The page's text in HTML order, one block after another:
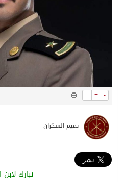
+ = -
تميم السكران
نبارك